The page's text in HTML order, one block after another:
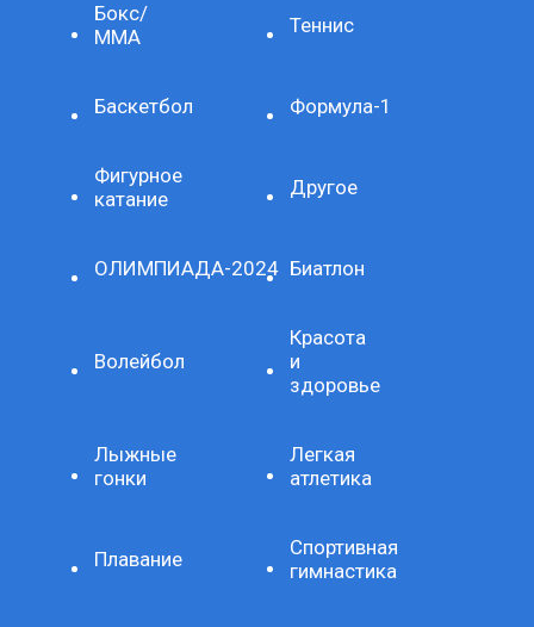
Бокс/
ММА
Теннис
Баскетбол Формула-1
Фигурное
катание
Другое
ОЛИМПИАДА-2024 Биатлон
Волейбол
Красота
и
здоровье
Лыжные
гонки
Легкая
атлетика
Плавание
Спортивная
гимнастика